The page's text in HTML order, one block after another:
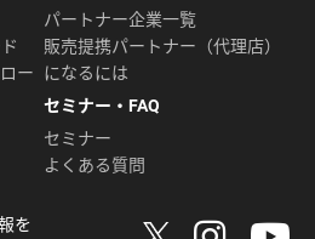
パートナー企業一覧
販売提携パートナー（代理店）
になるには
セミナー・FAQ
セミナー
よくある質問
ー
を